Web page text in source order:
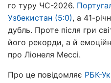
го туру ЧС-2026.
Узбекистан (5:0), а 41-
дубль. Проте після гри
його рекорди, а й
про Ліонеля Мессі.
Про це повідомляє РБК-